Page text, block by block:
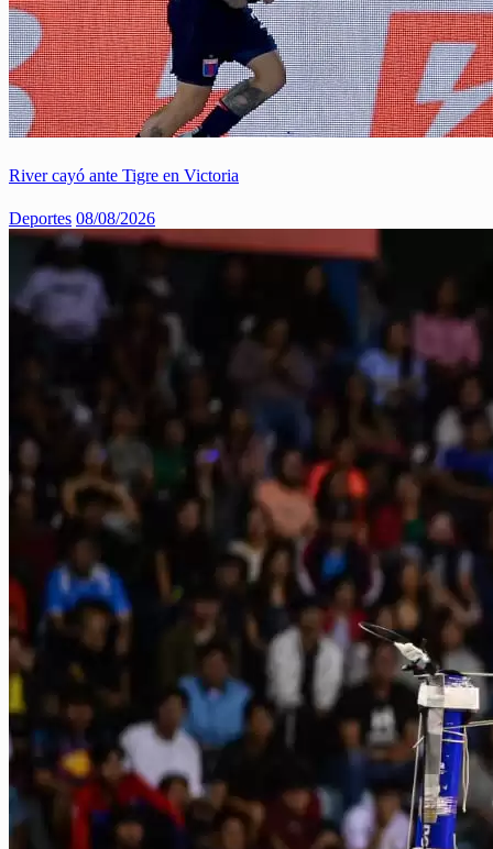
River cayó ante Tigre en Victoria
Deportes 08/08/2026